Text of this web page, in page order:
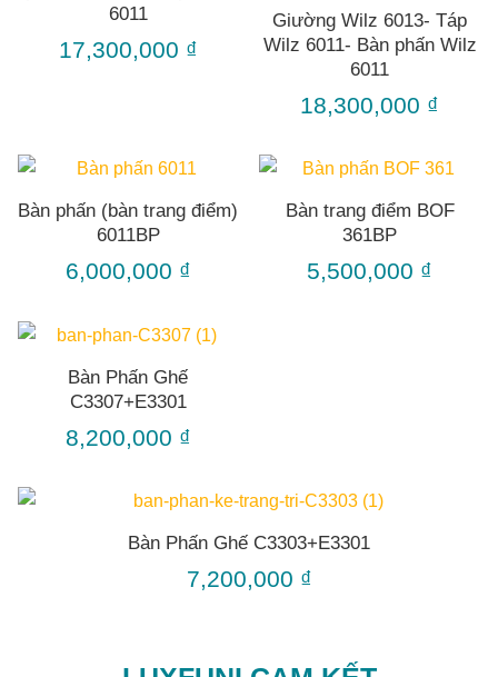
6011
17,300,000 ₫
Giường Wilz 6013- Táp
Wilz 6011- Bàn phấn Wilz
6011
18,300,000 ₫
Bàn phấn (bàn trang điểm)
6011BP
6,000,000 ₫
Bàn trang điểm BOF
361BP
5,500,000 ₫
Bàn Phấn Ghế
C3307+E3301
8,200,000 ₫
Bàn Phấn Ghế C3303+E3301
7,200,000 ₫